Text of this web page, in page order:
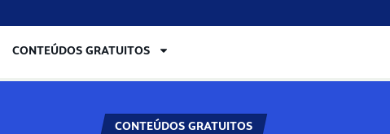
CONTEÚDOS GRATUITOS
CONTEÚDOS GRATUITOS